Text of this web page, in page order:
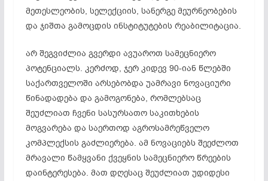
მეთესლეობის, სელექციის, სანერგე მეურნეობების
და ჯიშთა გამოცდის ინსტიტუტების რეაბილიტაცია.
არ შეგვიძლია გვერდი ავუაროთ სამეცნიერო
პოტენციალს. კერძოდ, ჯერ კიდევ 90-იან წლებში
საქართველოში არსებობდა უამრავი ნოვაციური
წინადადება და გამოგონება, რომლებსაც
შეუძლიათ ჩვენი სასურსათო საკითხების
მოგვარება და საერთოდ აგროსამრეწველო
კომპლექსის გაძლიერება. ამ ნოვაციებს შეეძლოთ
მრავალი წამყვანი ქვეყნის სამეცნიერო წრეების
დაინტერესება. მათ დღესაც შეუძლიათ უდიდესი